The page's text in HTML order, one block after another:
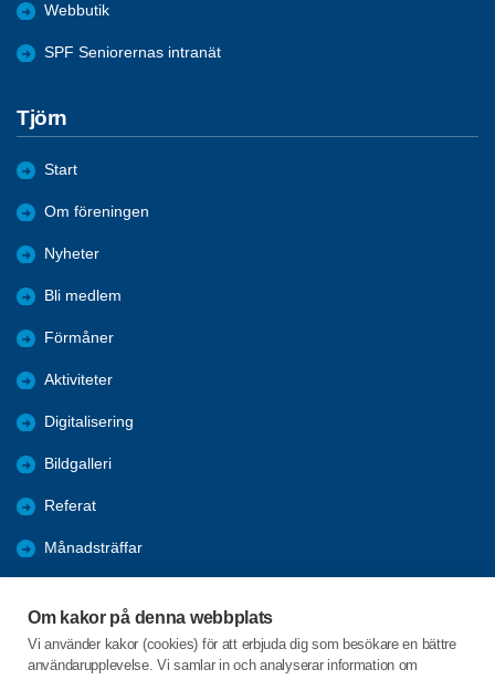
Om kakor på denna webbplats
Vi använder kakor (cookies) för att erbjuda dig som besökare en bättre
användarupplevelse. Vi samlar in och analyserar information om
Webbutik
SPF Seniorernas intranät
Tjörn
Start
Om föreningen
Nyheter
Bli medlem
Förmåner
Aktiviteter
Digitalisering
Bildgalleri
Referat
Månadsträffar
Seniorpodden